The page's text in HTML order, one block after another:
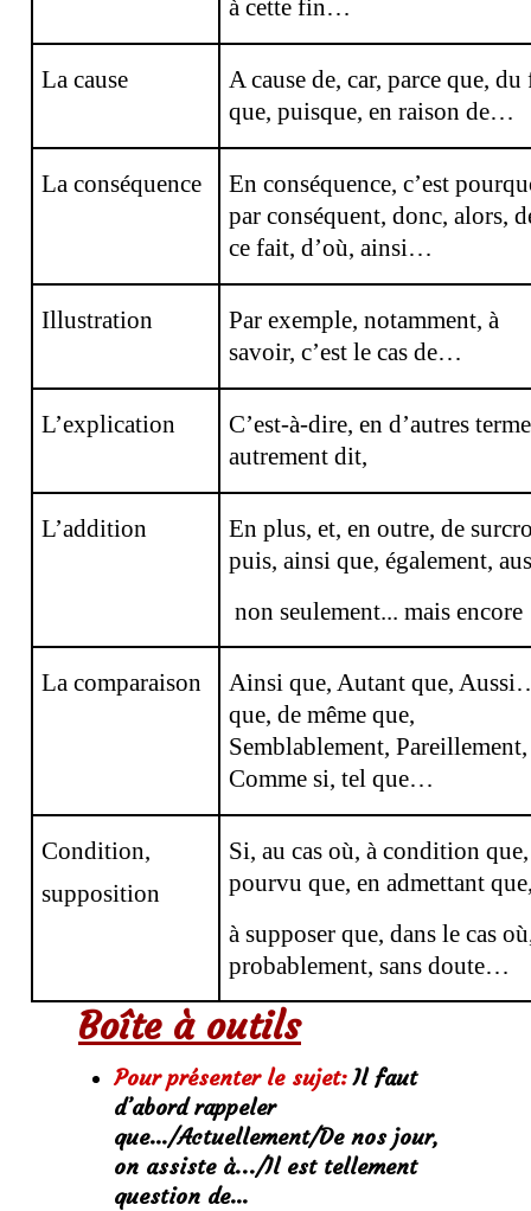
à cette fin…
La cause
A cause de, car, parce que,
que, puisque, en raison de…
La conséquence
En conséquence, c’est
par conséquent, donc, alors,
ce fait, d’où, ainsi…
Illustration
Par exemple, notamment, à
savoir, c’est le cas de…
L’explication
C’est-à-dire, en d’autres
autrement dit,
L’addition
En plus, et, en outre, de
puis, ainsi que, également,
non seulement... mais
La comparaison
Ainsi que, Autant que,
que, de même que,
Semblablement, Pareillement,
Comme si, tel que…
Condition,
supposition
Si, au cas où, à condition que,
pourvu que, en admettant
à supposer que, dans le cas
probablement, sans doute…
Boîte à outils
Pour présenter le sujet:Il faut
d’abord rappeler
que…/Actuellement/De nos jour,
on assiste à.../Il est tellement
question de…